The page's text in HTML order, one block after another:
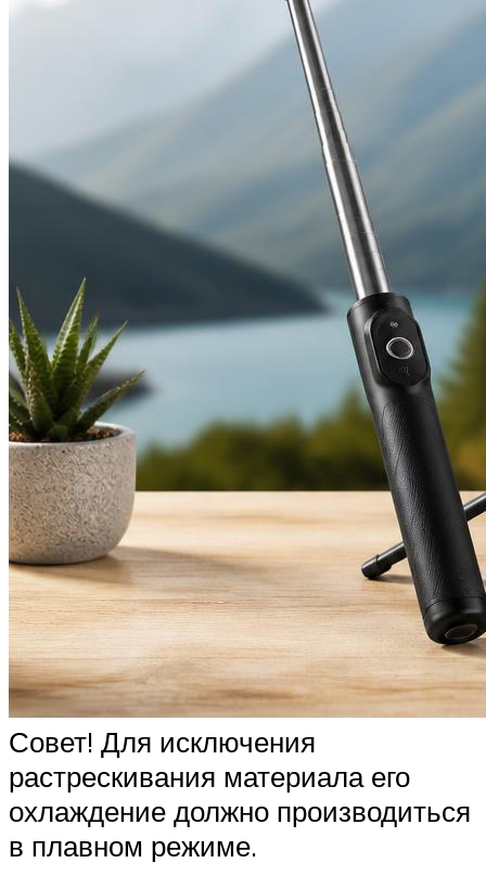
Совет! Для исключения
растрескивания материала его
охлаждение должно производиться
в плавном режиме.